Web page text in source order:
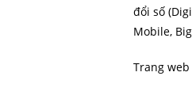
đổi số
Mobile,
Trang